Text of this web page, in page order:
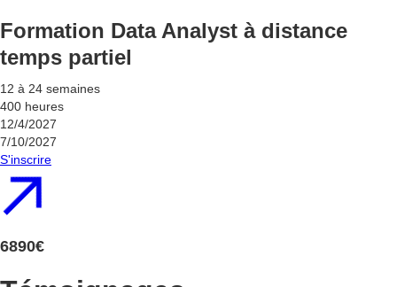
Formation Data Analyst à distance
temps partiel
12 à 24 semaines
400 heures
12/4/2027
7/10/2027
S'inscrire
6890€